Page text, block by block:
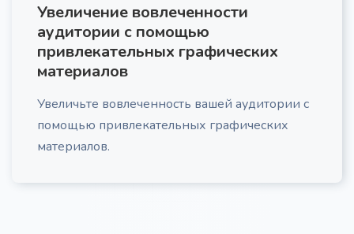
Увеличение вовлеченности
аудитории с помощью
привлекательных графических
материалов
Увеличьте вовлеченность вашей аудитории с
помощью привлекательных графических
материалов.